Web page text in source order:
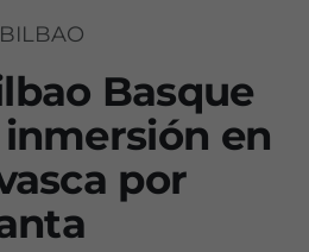
BILBAO
Basque
inmersión en
por